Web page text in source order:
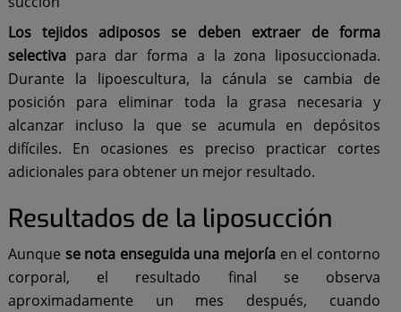
Los tejidos adiposos se deben extraer de forma
selectiva para dar forma a la zona liposuccionada.
Durante la lipoescultura, la cánula se cambia de
posición para eliminar toda la grasa necesaria y
alcanzar incluso la que se acumula en depósitos
difíciles. En ocasiones es preciso practicar cortes
adicionales para obtener un mejor resultado.
Resultados de la liposucción
Aunque se nota enseguida una mejoría en el contorno
corporal, el resultado final se observa
aproximadamente un mes después, cuando